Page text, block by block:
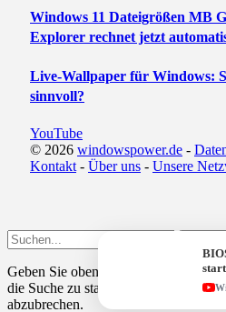
Windows 11 Dateigrößen MB
Explorer rechnet jetzt
Live-Wallpaper für Windows:
sinnvoll?
YouTube
© 2026 windowspower.de -
Kontakt - Über uns - Unsere
Geben Sie oben einen Suchbegriff
die Suche zu starten. Drücken SieEsc
abzubrechen.